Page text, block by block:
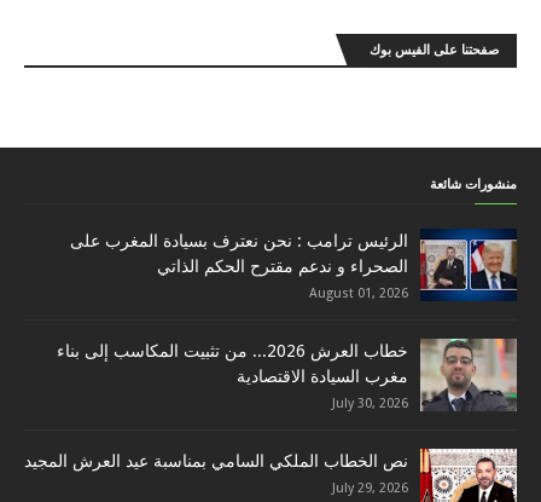
صفحتنا على الفيس بوك
منشورات شائعة
الرئيس ترامب : نحن نعترف بسيادة المغرب على
الصحراء و ندعم مقترح الحكم الذاتي
August 01, 2026
خطاب العرش 2026... من تثبيت المكاسب إلى بناء
مغرب السيادة الاقتصادية
July 30, 2026
نص الخطاب الملكي السامي بمناسبة عيد العرش المجيد
July 29, 2026